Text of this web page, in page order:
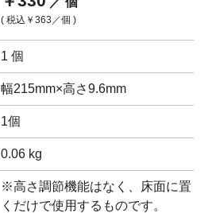
( 税込 ￥363 ／個 )
1 個
幅215mm×高さ9.6mm
1個
0.06 kg
※高さ調節機能はなく、床面に置
くだけで使用するものです。